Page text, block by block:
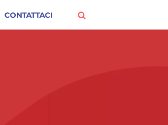
CONTATTACI